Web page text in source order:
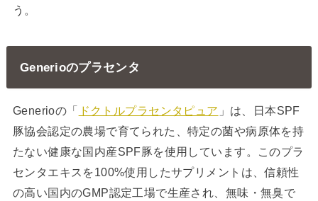
う。
Generioのプラセンタ
Generioの「 ドクトルプラセンタピュア 」は、日本SPF
豚協会認定の農場で育てられた、特定の菌や病原体を持
たない健康な国内産SPF豚を使用しています。このプラ
センタエキスを100%使用したサプリメントは、信頼性
の高い国内のGMP認定工場で生産され、無味・無臭で